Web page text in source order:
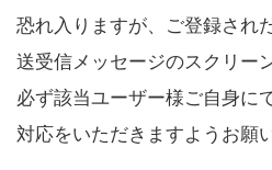
恐れ入りますが、ご登録され
送受信メッセージのスクリー
必ず該当ユーザー様ご自身に
対応をいただきますようお願